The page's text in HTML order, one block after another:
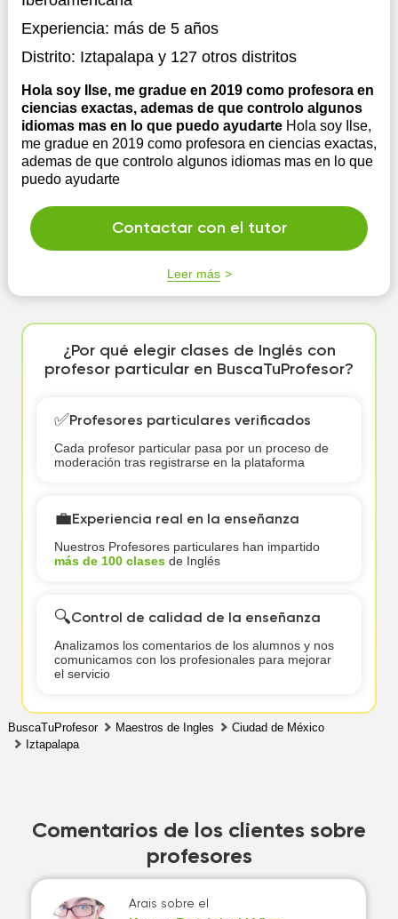
Experiencia: más de 5 años
Distrito: Iztapalapay 127 otros distritos
Hola soy Ilse, me gradue en 2019 como profesora en
ciencias exactas, ademas de que controlo algunos
idiomas mas en lo que puedo ayudarte Hola soy Ilse,
me gradue en 2019 como profesora en ciencias exactas,
ademas de que controlo algunos idiomas mas en lo que
puedo ayudarte
Contactar con el tutor
Leer más
¿Por qué elegir clases de Inglés con
profesor particular en BuscaTuProfesor?
✅Profesores particulares verificados
Cada profesor particular pasa por un proceso de
moderación tras registrarse en la plataforma
💼Experiencia real en la enseñanza
Nuestros Profesores particulares han impartido
más de 100 clasesde Inglés
🔍Control de calidad de la enseñanza
Analizamos los comentarios de los alumnos y nos
comunicamos con los profesionales para mejorar
el servicio
BuscaTuProfesor Maestros de Ingles
Ciudad de México
Iztapalapa
Comentarios de los clientes sobre
profesores
Arais sobre el